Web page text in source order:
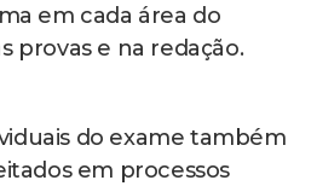
em cada área do
provas e na redação.
do exame também
em processos